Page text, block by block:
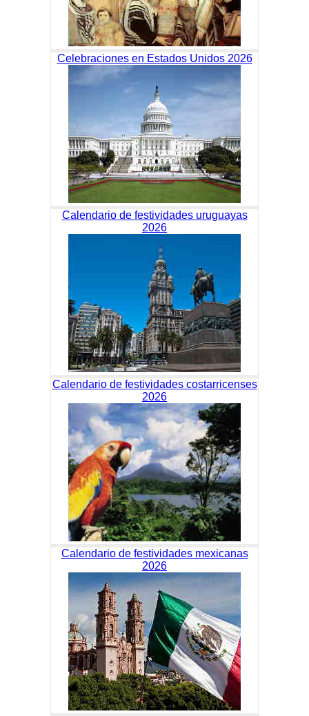
Celebraciones en Estados Unidos 2026
Calendario de festividades uruguayas
2026
Calendario de festividades costarricenses
2026
Calendario de festividades mexicanas
2026